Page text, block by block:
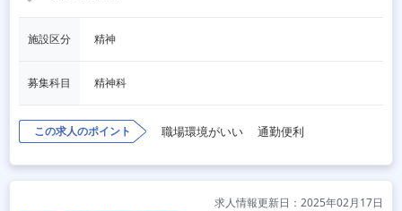
施設区分 精神
募集科目 精神科
この求人のポイント 職場環境がいい 通勤便利
求人情報更新日：2025年02月17日